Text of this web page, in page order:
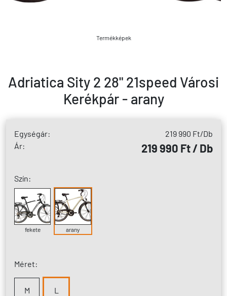
Termékképek
Adriatica Sity 2 28" 21speed Városi
Kerékpár - arany
Egységár: 219 990 Ft/Db
Ár:
219 990 Ft / Db
Szín:
fekete arany
Méret:
M L